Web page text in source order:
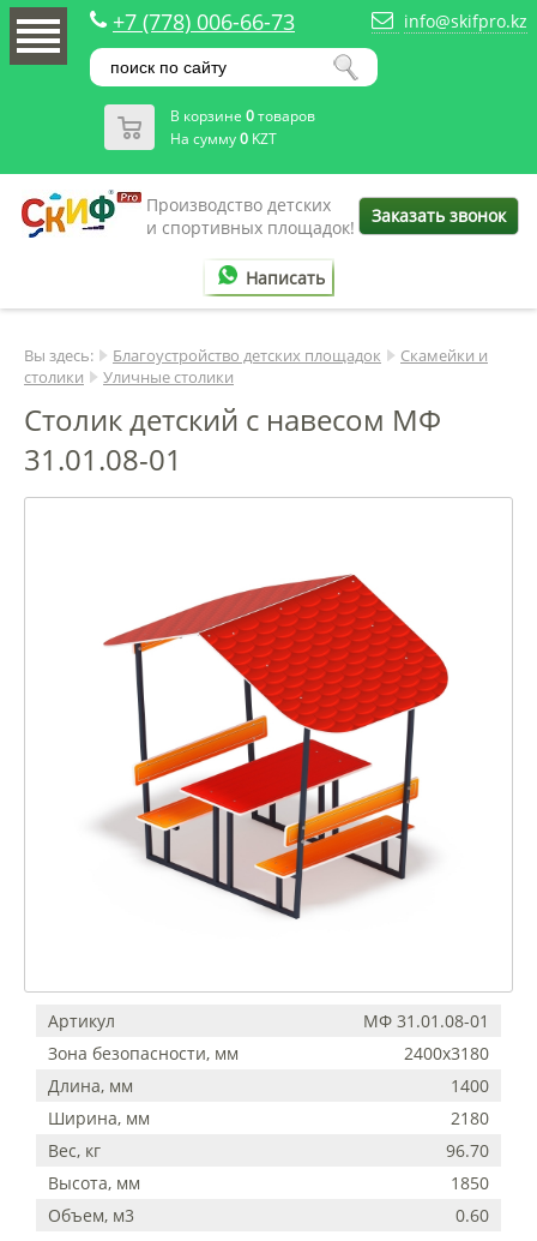
+7 (778) 006-66-73 info@skifpro.kz
В корзине 0товаров
На сумму0 KZT
Производство детских
и спортивных площадок!
Заказать звонок
Написать
Вы здесь: Благоустройство детских площадок
Скамейки и
столики
Уличные столики
Столик детский с навесом МФ
31.01.08-01
Артикул
МФ 31.01.08-01
Зона безопасности, мм
2400х3180
Длина, мм
1400
Ширина, мм
2180
Вес, кг
96.70
Высота, мм
1850
Объем, м3
0.60